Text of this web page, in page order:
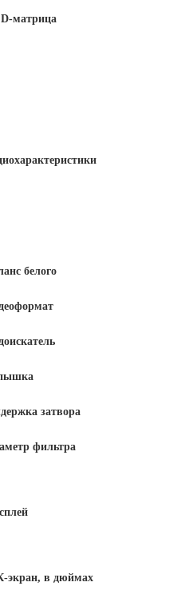
матрица
белого
затвора
фильтра
экран, в дюймах